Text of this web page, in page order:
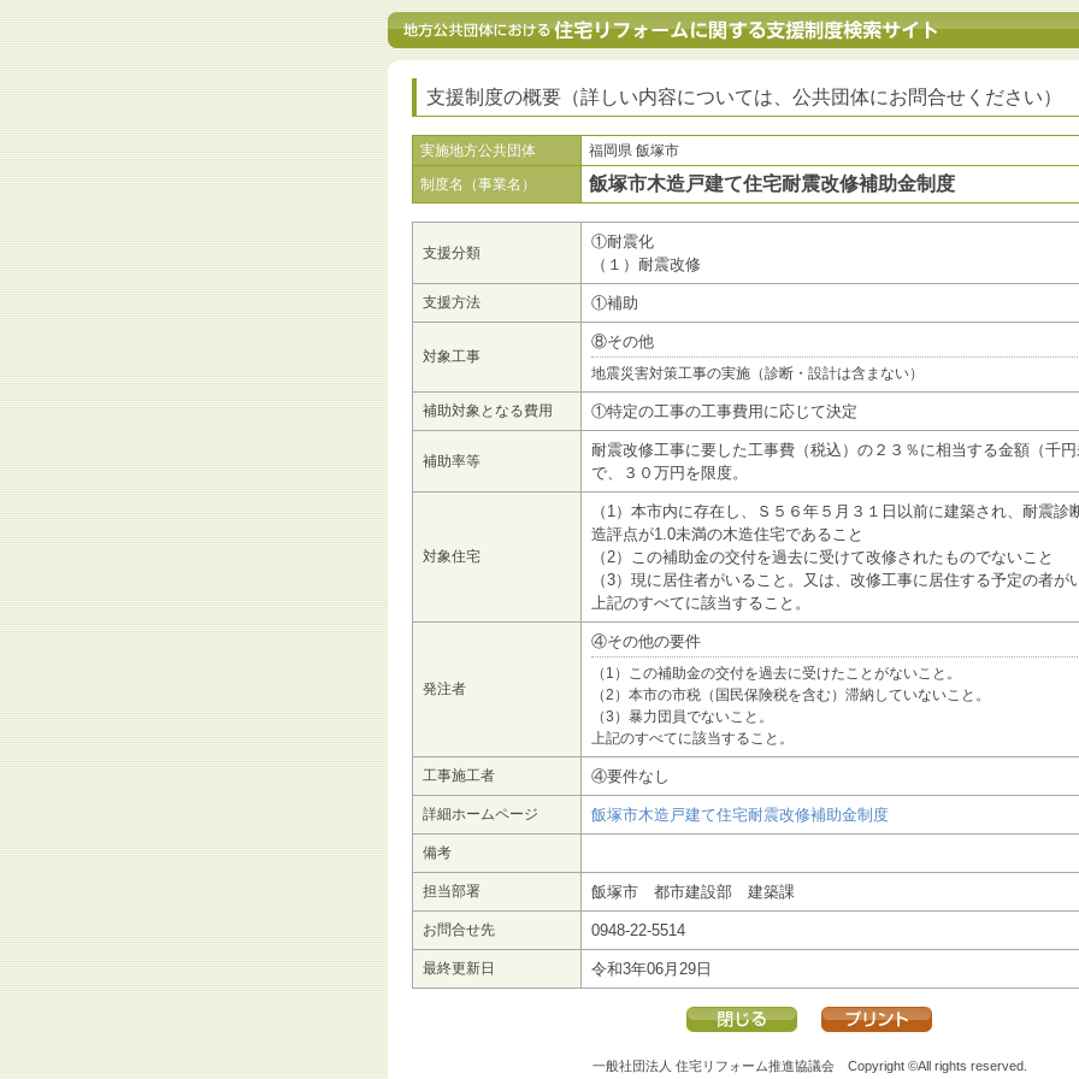
支援制度の概要（詳しい内容については、公共団体にお問合せください）
実施地方公共団体
福岡県 飯塚市
制度名（事業名）
飯塚市木造戸建て住宅耐震改修補助金制度
支援分類
①耐震化
（１）耐震改修
支援方法 ①補助
対象工事
⑧その他
地震災害対策工事の実施（診断・設計は含まない）
補助対象となる費用 ①特定の工事の工事費用に応じて決定
補助率等
耐震改修工事に要した工事費（税込）の２３％に相当する金額（千
で、３０万円を限度。
対象住宅
（1）本市内に存在し、Ｓ５６年５月３１日以前に建築され、耐震診
造評点が1.0未満の木造住宅であること
（2）この補助金の交付を過去に受けて改修されたものでないこと
（3）現に居住者がいること。又は、改修工事に居住する予定の者が
上記のすべてに該当すること。
発注者
④その他の要件
（1）この補助金の交付を過去に受けたことがないこと。
（2）本市の市税（国民保険税を含む）滞納していないこと。
（3）暴力団員でないこと。
上記のすべてに該当すること。
工事施工者 ④要件なし
詳細ホームページ 飯塚市木造戸建て住宅耐震改修補助金制度
備考
担当部署 飯塚市 都市建設部 建築課
お問合せ先 0948-22-5514
最終更新日 令和3年06月29日
一般社団法人 住宅リフォーム推進協議会Copyright ©All rights reserved.